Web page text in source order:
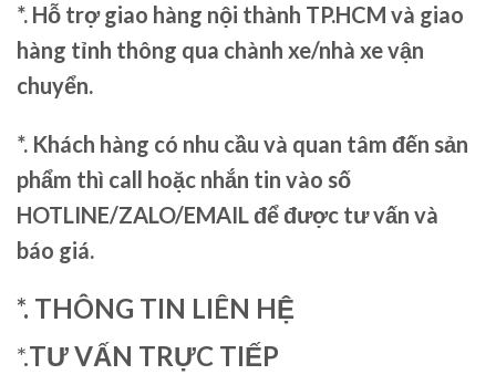
*. Hỗ trợ giao hàng nội thành TP.HCM và giao
hàng tỉnh thông qua chành xe/nhà xe vận
chuyển.
*. Khách hàng có nhu cầu và quan tâm đến sản
phẩm thì call hoặc nhắn tin vào số
HOTLINE/ZALO/EMAIL để được tư vấn và
báo giá.
*. THÔNG TIN LIÊN HỆ
*.TƯ VẤN TRỰC TIẾP